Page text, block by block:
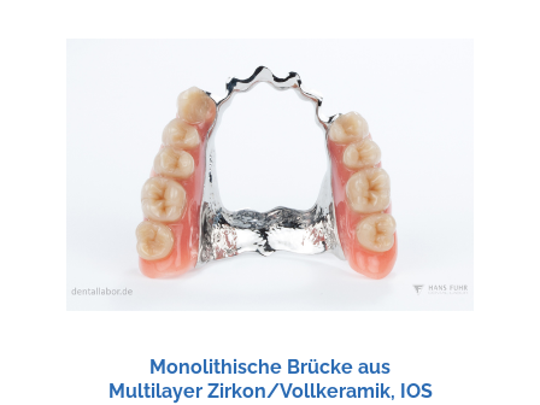
Monolithische Brücke aus
Multilayer Zirkon/Vollkeramik, IOS